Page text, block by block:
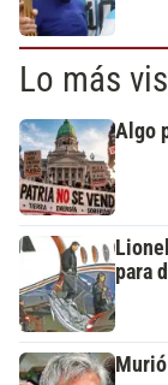
Lo más
Algo
para